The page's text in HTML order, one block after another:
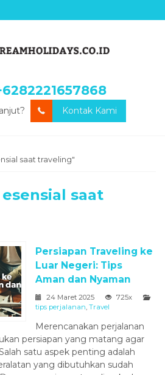
Kontak Kami
saat traveling"
saat
Persiapan Traveling ke
Luar Negeri: Tips
Aman dan Nyaman
24 Maret 2025
725x
tips perjalanan, Travel
Merencanakan perjalanan
persiapan yang matang agar
satu aspek penting adalah
yang dibutuhkan sudah